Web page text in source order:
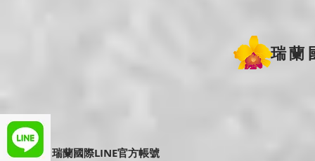
瑞蘭
​瑞蘭國際LINE官方帳號